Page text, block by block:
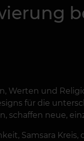
Werten und
für die
schaffen neue,
Samsara Kreis,